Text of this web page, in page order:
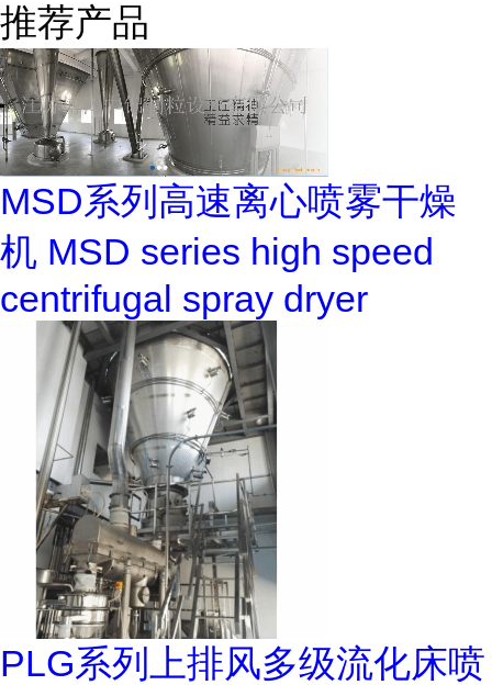
推荐产品
MSD系列高速离心喷雾干燥
机 MSD series high speed
centrifugal spray dryer
PLG系列上排风多级流化床喷